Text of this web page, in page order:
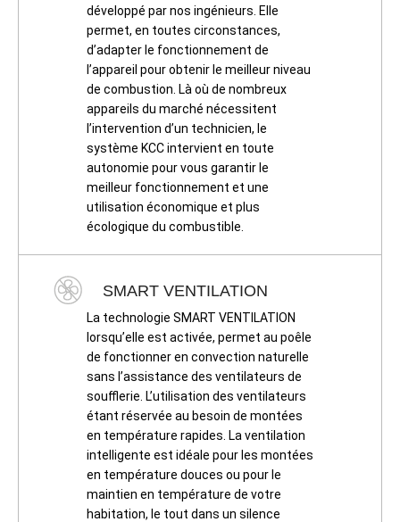
développé par nos ingénieurs. Elle
permet, en toutes circonstances,
d’adapter le fonctionnement de
l’appareil pour obtenir le meilleur niveau
de combustion. Là où de nombreux
appareils du marché nécessitent
l’intervention d’un technicien, le
système KCC intervient en toute
autonomie pour vous garantir le
meilleur fonctionnement et une
utilisation économique et plus
écologique du combustible.
SMART VENTILATION
La technologie SMART VENTILATION
lorsqu’elle est activée, permet au poêle
de fonctionner en convection naturelle
sans l’assistance des ventilateurs de
soufflerie. L’utilisation des ventilateurs
étant réservée au besoin de montées
en température rapides. La ventilation
intelligente est idéale pour les montées
en température douces ou pour le
maintien en température de votre
habitation, le tout dans un silence